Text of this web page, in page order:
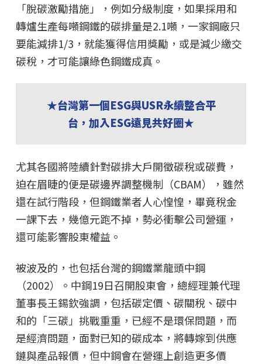
「脫碳激勵措施」，例如分級制度，如果採用和
轉爐生產每噸鋼鐵的碳排量是2.1噸，一家鋼廠只
要能減排1/3，就能獲得信用獎勵，或是減少繳交
碳稅，才可能讓綠色鋼鐵成真。
★台灣第一個ESG與USR永續整合平
台，加入ESG遠見共好圈★
尤其各國將陸續針對碳排大戶開徵碳稅或碳費，
迫在眉睫的便是碳邊界調整機制（CBAM），雖然
還在試行階段，但鋼鐵業者人心惶惶，畢竟稅金
一課下去，幾億元跑不掉，勢必衝擊公司營運，
還可能影響股東權益。
被波及的，也包括台灣的鋼鐵業龍頭中鋼
（2002）。中鋼19日召開股東會，總經理兼代理
董事長王錫欽強調，包括碳定價、碳關稅、碳中
和的「三碳」挑戰重重，已經不是環保問題，而
是經濟問題，面對已知的碳成本，將轉嫁到供應
鏈與產品報價，但中鋼會在營運上創造更多價